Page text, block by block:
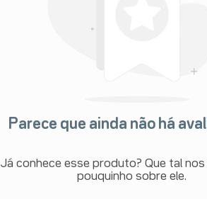
Parece que ainda não há
Já conhece esse produto? Que tal
pouquinho sobre ele.